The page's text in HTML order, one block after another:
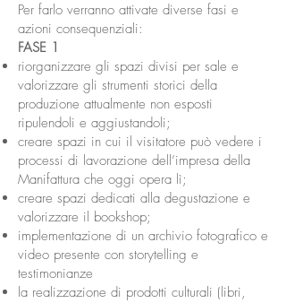
Per farlo verranno attivate diverse fasi e
azioni consequenziali:
FASE 1
riorganizzare gli spazi divisi per sale e
valorizzare gli strumenti storici della
produzione attualmente non esposti
ripulendoli e aggiustandoli;
creare spazi in cui il visitatore può vedere i
processi di lavorazione dell’impresa della
Manifattura che oggi opera lì;
creare spazi dedicati alla degustazione e
valorizzare il bookshop;
implementazione di un archivio fotografico e
video presente con storytelling e
testimonianze
la realizzazione di prodotti culturali (libri,